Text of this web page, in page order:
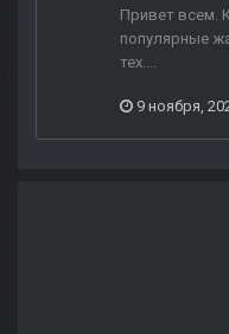
Привет всем.
популярные
тех....
9 ноября,